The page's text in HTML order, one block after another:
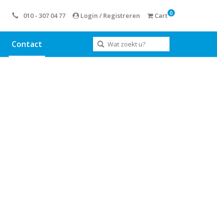
010 - 307 04 77 Login / Registreren Cart 0
Contact